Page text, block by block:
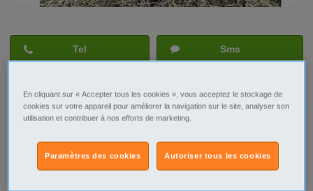
Tel Sms
Signaler cette annonce
En cliquant sur « Accepter tous les cookies », vous acceptez le stockage de
cookies sur votre appareil pour améliorer la navigation sur le site, analyser son
utilisation et contribuer à nos efforts de marketing.
Autoriser tous les cookies
Paramètres des cookies